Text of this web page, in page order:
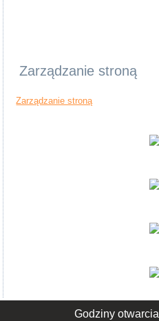
Zarządzanie stroną
Zarządzanie stroną
Godziny otwarcia